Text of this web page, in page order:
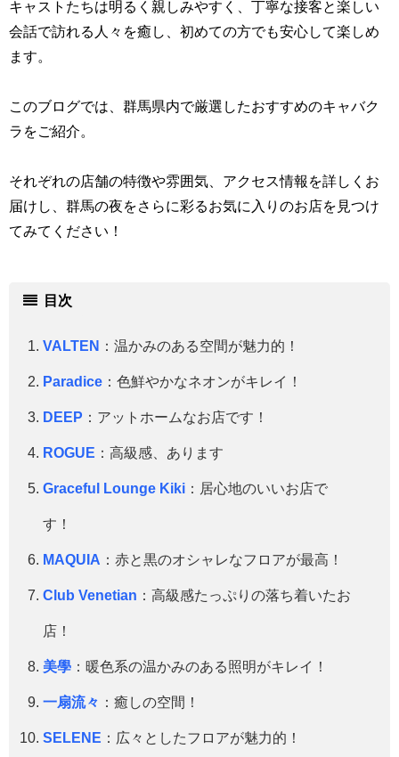
キャストたちは明るく親しみやすく、丁寧な接客と楽しい
会話で訪れる人々を癒し、初めての方でも安心して楽しめ
ます。
このブログでは、群馬県内で厳選したおすすめのキャバク
ラをご紹介。
それぞれの店舗の特徴や雰囲気、アクセス情報を詳しくお
届けし、群馬の夜をさらに彩るお気に入りのお店を見つけ
てみてください！
目次
VALTEN ：温かみのある空間が魅力的！
Paradice ：色鮮やかなネオンがキレイ！
DEEP ：アットホームなお店です！
ROGUE ：高級感、あります
Graceful Lounge Kiki ：居心地のいいお店で
す！
MAQUIA ：赤と黒のオシャレなフロアが最高！
Club Venetian ：高級感たっぷりの落ち着いたお
店！
美學 ：暖色系の温かみのある照明がキレイ！
一扇流々 ：癒しの空間！
SELENE ：広々としたフロアが魅力的！